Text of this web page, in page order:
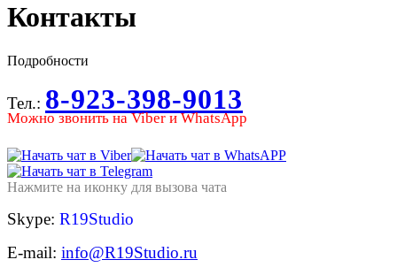
Контакты
Подробности
Тел.: 8-923-398-9013
Можно звонить на Viber и WhatsApp
Нажмите на иконку для вызова чата
Skype: R19Studio
E-mail: info@R19Studio.ru